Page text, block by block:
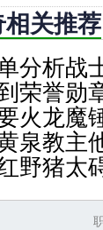
关推荐
分析战
荣誉勋
火龙魔
泉教主
野猪太